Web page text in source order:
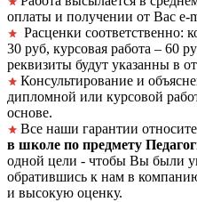
оплаты и получении от Вас e-
Расценки соответственно:
30 руб, курсовая работа – 60
реквизиты будут указанны в
Консультирование и
дипломной или курсовой
основе.
Все наши гарантии
в школе по предмету
одной цели - чтобы Вы были
обратившись к нам в
и высокую оценку.